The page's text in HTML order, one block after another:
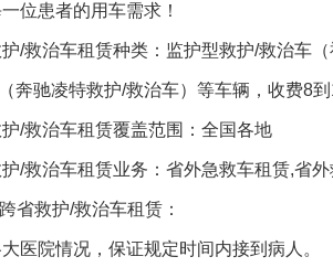
位患者的用车需求！
/救治车租赁种类：监护型救护/救治车
奔驰凌特救护/救治车）等车辆，收费8到
/救治车租赁覆盖范围：全国各地
/救治车租赁业务：省外急救车租赁,省
省救护/救治车租赁：
医院情况，保证规定时间内接到病人。